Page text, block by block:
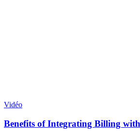
Vidéo
Benefits of Integrating Billing with